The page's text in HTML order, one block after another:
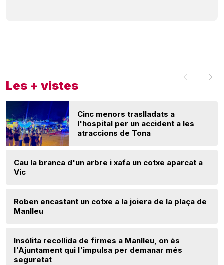
Les + vistes
Cinc menors traslladats a
l'hospital per un accident a les
atraccions de Tona
Cau la branca d'un arbre i xafa un cotxe aparcat a
Vic
Roben encastant un cotxe a la joiera de la plaça de
Manlleu
Insòlita recollida de firmes a Manlleu, on és
l'Ajuntament qui l'impulsa per demanar més
seguretat